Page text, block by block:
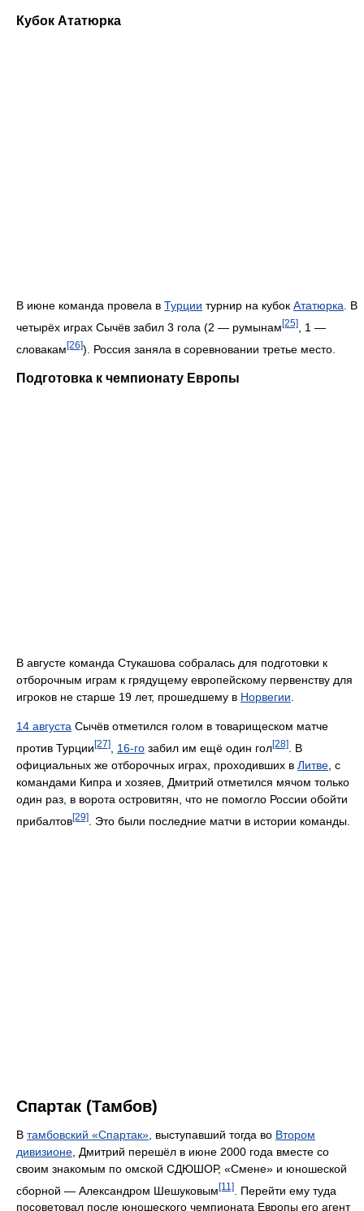
Кубок Ататюрка
В июне команда провела в Турции турнир на кубок Ататюрка . В
четырёх играх Сычёв забил 3 гола (2 — румынам [25]
, 1 —
словакам[26]). Россия заняла в соревновании третье место.
Подготовка к чемпионату Европы
В августе команда Стукашова собралась для подготовки к
отборочным играм к грядущему европейскому первенству для
игроков не старше 19 лет, прошедшему в Норвегии.
14 августа Сычёв отметился голом в товарищеском матче
против Турции [27] 16-го забил им ещё один гол[28]
. В
официальных же отборочных играх, проходивших в Литве , с
командами Кипра и хозяев, Дмитрий отметился мячом только
один раз, в ворота островитян, что не помогло России обойти
прибалтов[29] . Это были последние матчи в истории команды.
Спартак (Тамбов)
В тамбовский «Спартак» , выступавший тогда во Втором
дивизионе , Дмитрий перешёл в июне 2000 года вместе со
своим знакомым по омской СДЮШОР, «Смене» и юношеской
сборной — Александром Шешуковым[11]
. Перейти ему туда
посоветовал после юношеского чемпионата Европы его агент